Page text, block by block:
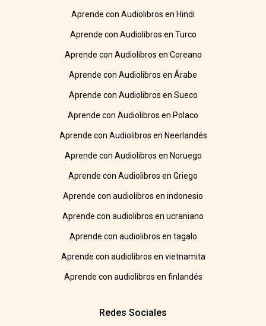
Aprende con Audiolibros en Hindi
Aprende con Audiolibros en Turco
Aprende con Audiolibros en Coreano
Aprende con Audiolibros en Árabe
Aprende con Audiolibros en Sueco
Aprende con Audiolibros en Polaco
Aprende con Audiolibros en Neerlandés
Aprende con Audiolibros en Noruego
Aprende con Audiolibros en Griego
Aprende con audiolibros en indonesio
Aprende con audiolibros en ucraniano
Aprende con audiolibros en tagalo
Aprende con audiolibros en vietnamita
Aprende con audiolibros en finlandés
Redes Sociales